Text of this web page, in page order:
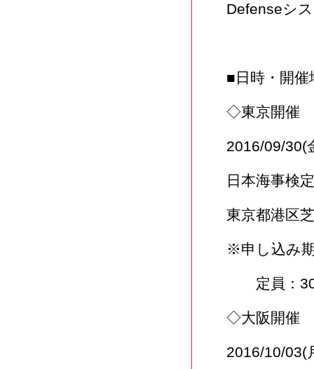
Defenseシ
■日時・開催
◇東京開催
2016/09/
日本海事検
東京都港区
※申し込み
定員：
◇大阪開催
2016/10/